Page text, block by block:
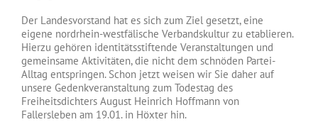
Der Landesvorstand hat es sich zum Ziel gesetzt, eine
eigene nordrhein-westfälische Verbandskultur zu etablieren.
Hierzu gehören identitätsstiftende Veranstaltungen und
gemeinsame Aktivitäten, die nicht dem schnöden Partei-
Alltag entspringen. Schon jetzt weisen wir Sie daher auf
unsere Gedenkveranstaltung zum Todestag des
Freiheitsdichters August Heinrich Hoffmann von
Fallersleben am 19.01. in Höxter hin.